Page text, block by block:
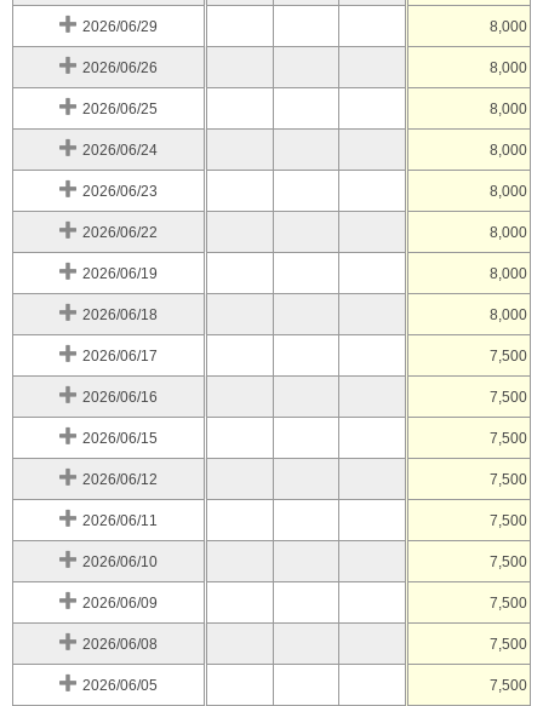
2026/06/29 8,000
2026/06/26 8,000
2026/06/25 8,000
2026/06/24 8,000
2026/06/23 8,000
2026/06/22 8,000
2026/06/19 8,000
2026/06/18 8,000
2026/06/17 7,500
2026/06/16 7,500
2026/06/15 7,500
2026/06/12 7,500
2026/06/11 7,500
2026/06/10 7,500
2026/06/09 7,500
2026/06/08 7,500
2026/06/05 7,500